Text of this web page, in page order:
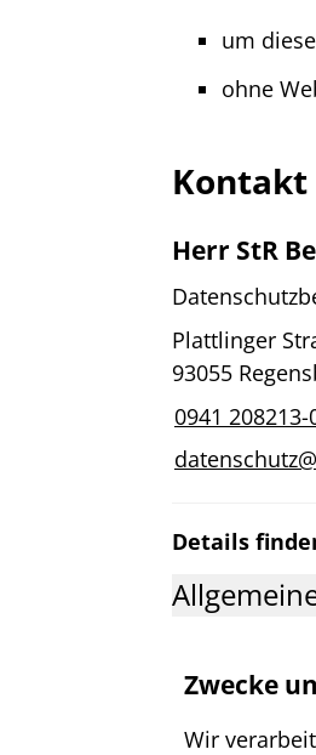
um
ohne
Herr StR
Plattlinger
93055
0941 208213-
Details
Zwecke
Wir